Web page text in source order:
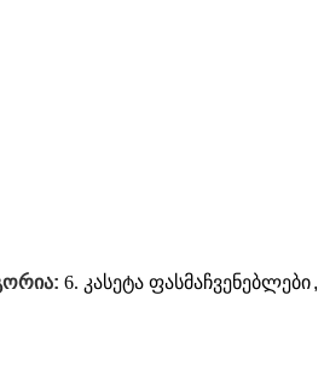
6. კასეტა ფასმაჩვენებლები,